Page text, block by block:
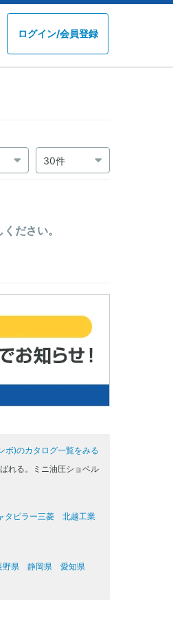
ログイン/会員登録
ださい。
ボ)のカタログ一覧をみる
れる。ミニ油圧ショベル
タピラー三菱
北越工業
野県 静岡県
愛知県